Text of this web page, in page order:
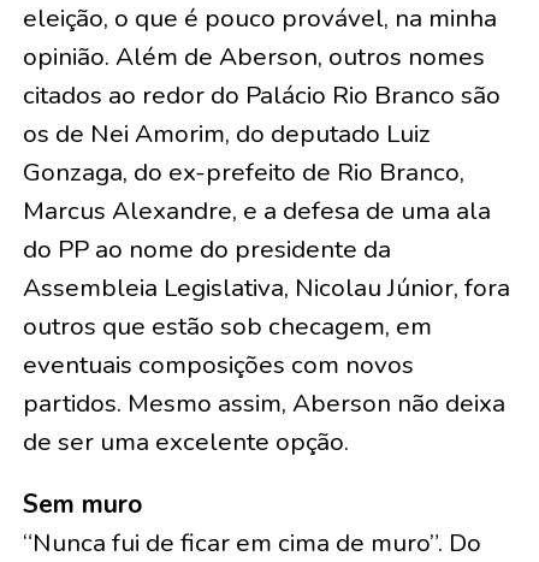
eleição, o que é pouco provável, na minha
opinião. Além de Aberson, outros nomes
citados ao redor do Palácio Rio Branco são
os de Nei Amorim, do deputado Luiz
Gonzaga, do ex-prefeito de Rio Branco,
Marcus Alexandre, e a defesa de uma ala
do PP ao nome do presidente da
Assembleia Legislativa, Nicolau Júnior, fora
outros que estão sob checagem, em
eventuais composições com novos
partidos. Mesmo assim, Aberson não deixa
de ser uma excelente opção.
Sem muro
“Nunca fui de ficar em cima de muro”. Do